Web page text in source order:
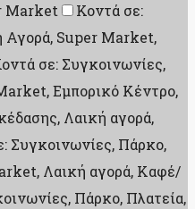
Market
Κοντά σε:
Αγορά, Super Market,
σε: Συγκοινωνίες,
Εμπορικό Κέντρο,
Λαική αγορά,
Συγκοινωνίες, Πάρκο,
Λαική αγορά, Καφέ/
Πάρκο, Πλατεία,